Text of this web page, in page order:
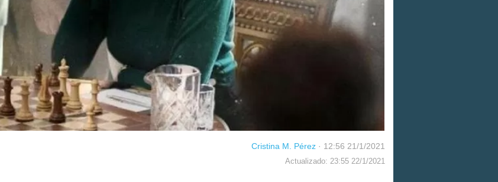
Cristina M. Pérez · 12:56 21/1/2021
Actualizado: 23:55 22/1/2021